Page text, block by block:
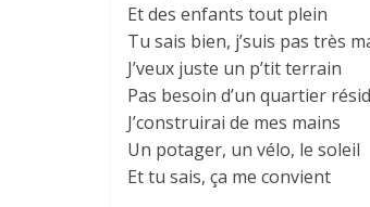
Et des enfants tout plein
Tu sais bien, j’suis pas très
J’veux juste un p’tit terrain
Pas besoin d’un quartier
J’construirai de mes mains
Un potager, un vélo, le soleil
Et tu sais, ça me convient